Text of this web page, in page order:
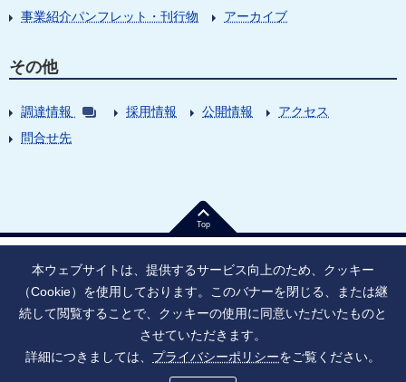
事業紹介パンフレット・刊行物
アーカイブ
その他
調達情報 採用情報 公開情報
アクセス
問合せ先
Top
法人番号：9010005023796 東京都千代田区大手町1丁目7番1号
寄附のお願い
ご利用上の注意
ソーシャル・ネットワーキング・サービス運用ポリシー
アクセシビリティ
本ウェブサイトは、提供するサービス向上のため、クッキー
（Cookie）を使用しております。このバナーを閉じる、または継
続して閲覧することで、クッキーの使用に同意いただいたものと
させていただきます。
詳細につきましては、 プライバシーポリシーをご覧ください。